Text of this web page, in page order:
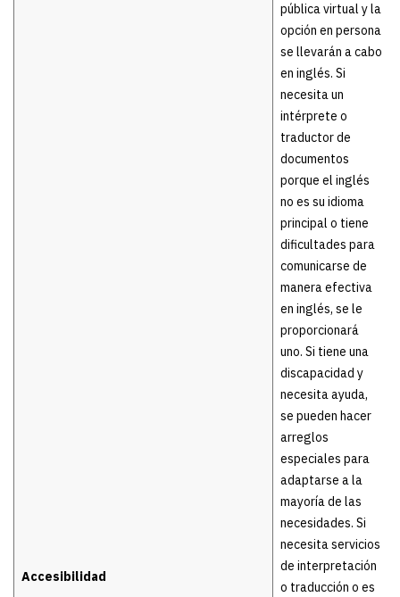
Accesibilidad
pública virtual y la
opción en persona
se llevarán a cabo
en inglés. Si
necesita un
intérprete o
traductor de
documentos
porque el inglés
no es su idioma
principal o tiene
dificultades para
comunicarse de
manera efectiva
en inglés, se le
proporcionará
uno. Si tiene una
discapacidad y
necesita ayuda,
se pueden hacer
arreglos
especiales para
adaptarse a la
mayoría de las
necesidades. Si
necesita servicios
de interpretación
o traducción o es